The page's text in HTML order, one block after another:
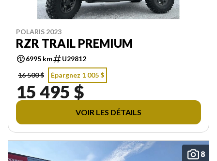
POLARIS 2023
RZR TRAIL PREMIUM
6995 km
U29812
16 500 $
Épargnez 1 005 $
15 495 $
VOIR LES DÉTAILS
8